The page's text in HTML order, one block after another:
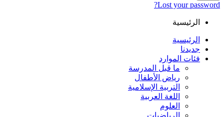
Lost your password?
الرئيسية
الرئيسية
جديدنا
فئات الموارد
ما قبل المدرسة
رياض الأطفال
التربية الإسلامية
اللغة العربية
العلوم
الرياضيات